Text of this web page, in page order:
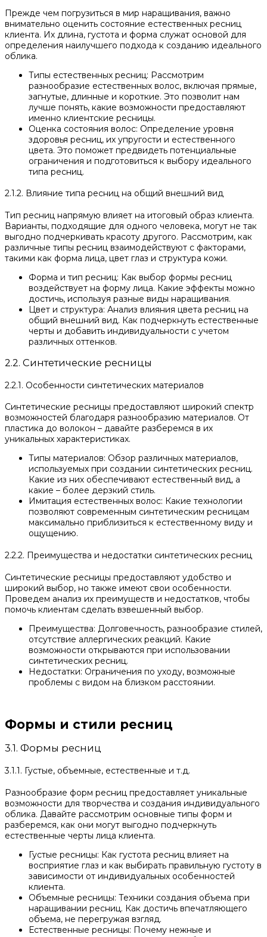
Прежде чем погрузиться в мир наращивания, важно
внимательно оценить состояние естественных ресниц
клиента. Их длина, густота и форма служат основой для
определения наилучшего подхода к созданию идеального
облика.
Типы естественных ресниц: Рассмотрим
разнообразие естественных волос, включая прямые,
загнутые, длинные и короткие. Это позволит нам
лучше понять, какие возможности предоставляют
именно клиентские ресницы.
Оценка состояния волос: Определение уровня
здоровья ресниц, их упругости и естественного
цвета. Это поможет предвидеть потенциальные
ограничения и подготовиться к выбору идеального
типа ресниц.
2.1.2. Влияние типа ресниц на общий внешний вид
Тип ресниц напрямую влияет на итоговый образ клиента.
Варианты, подходящие для одного человека, могут не так
выгодно подчеркивать красоту другого. Рассмотрим, как
различные типы ресниц взаимодействуют с факторами,
такими как форма лица, цвет глаз и структура кожи.
Форма и тип ресниц: Как выбор формы ресниц
воздействует на форму лица. Какие эффекты можно
достичь, используя разные виды наращивания.
Цвет и структура: Анализ влияния цвета ресниц на
общий внешний вид. Как подчеркнуть естественные
черты и добавить индивидуальности с учетом
различных оттенков.
2.2. Синтетические ресницы
2.2.1. Особенности синтетических материалов
Синтетические ресницы предоставляют широкий спектр
возможностей благодаря разнообразию материалов. От
пластика до волокон – давайте разберемся в их
уникальных характеристиках.
Типы материалов: Обзор различных материалов,
используемых при создании синтетических ресниц.
Какие из них обеспечивают естественный вид, а
какие – более дерзкий стиль.
Имитация естественных волос: Какие технологии
позволяют современным синтетическим ресницам
максимально приблизиться к естественному виду и
ощущению.
2.2.2. Преимущества и недостатки синтетических ресниц
Синтетические ресницы предоставляют удобство и
широкий выбор, но также имеют свои особенности.
Проведем анализ их преимуществ и недостатков, чтобы
помочь клиентам сделать взвешенный выбор.
Преимущества: Долговечность, разнообразие стилей,
отсутствие аллергических реакций. Какие
возможности открываются при использовании
синтетических ресниц.
Недостатки: Ограничения по уходу, возможные
проблемы с видом на близком расстоянии.
Формы и стили ресниц
3.1. Формы ресниц
3.1.1. Густые, объемные, естественные и т.д.
Разнообразие форм ресниц предоставляет уникальные
возможности для творчества и создания индивидуального
облика. Давайте рассмотрим основные типы форм и
разберемся, как они могут выгодно подчеркнуть
естественные черты лица клиента.
Густые ресницы: Как густота ресниц влияет на
восприятие глаз и как выбирать правильную густоту в
зависимости от индивидуальных особенностей
клиента.
Объемные ресницы: Техники создания объема при
наращивании ресниц. Как достичь впечатляющего
объема, не перегружая взгляд.
Естественные ресницы: Почему нежные и